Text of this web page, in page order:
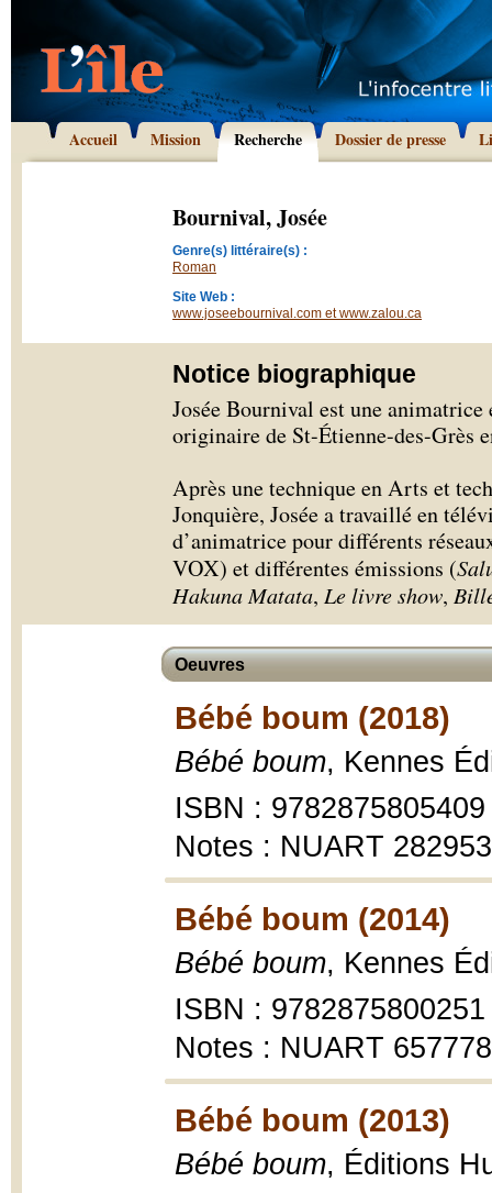
Accueil Mission Recherche Dossier de presse
Bournival, Josée
Genre(s) littéraire(s) :
Roman
Site Web :
www.joseebournival.com et www.zalou.ca
Notice biographique
Josée Bournival est une
originaire de St-Étienne-des-Grès
Après une technique en Arts et
Jonquière, Josée a travaillé en
d’animatrice pour différents
VOX) et différentes émissions (
Hakuna Matata, Le livre show,
Oeuvres
Bébé boum (2018)
Bébé boum, Kennes
ISBN : 9782875805409
Notes : NUART
Bébé boum (2014)
Bébé boum, Kennes
ISBN : 9782875800251
Notes : NUART
Bébé boum (2013)
Bébé boum, Éditions